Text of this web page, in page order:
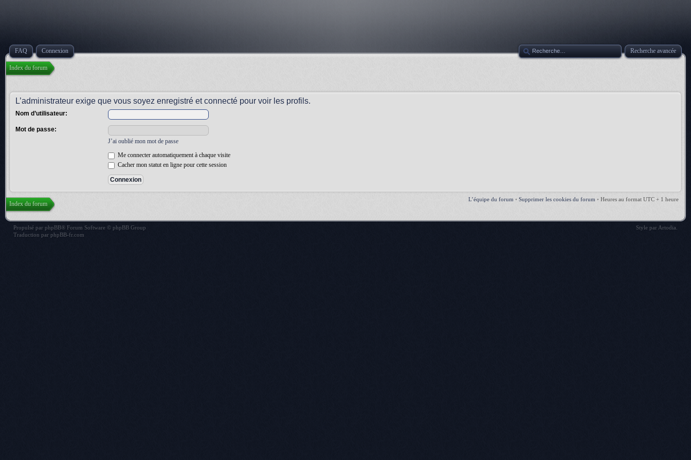
FAQ Connexion Recherche avancée
Index du forum
L’administrateur exige que vous soyez enregistré et connecté pour voir les profils.
Nom d’utilisateur:
Mot de passe:
J’ai oublié mon mot de passe
Me connecter automatiquement à chaque visite
Cacher mon statut en ligne pour cette session
L’équipe du forum • Supprimer les cookies du forum • Heures au format UTC + 1 heure
Index du forum
Propulsé par phpBB® Forum Software © phpBB Group
Traduction par phpBB-fr.com
Style par Artodia